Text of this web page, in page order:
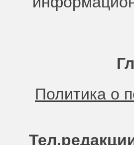
Политика о